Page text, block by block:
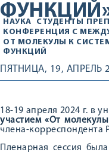
НАУКА СТУДЕНТЫ
КОНФЕРЕНЦИЯ С
ОТ МОЛЕКУЛЫ К
ФУНКЦИЙ
ПЯТНИЦА, 19, АПРЕЛЬ
18-19 апреля 2024 г. в
участием «От
члена-корреспондента
Пленарная сессия